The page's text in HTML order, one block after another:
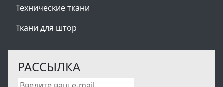
Технические ткани
Ткани для штор
РАССЫЛКА